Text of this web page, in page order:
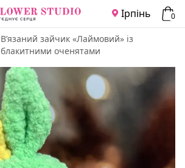
Ірпінь 0
В’язаний зайчик «Лаймовий» із
блакитними оченятами